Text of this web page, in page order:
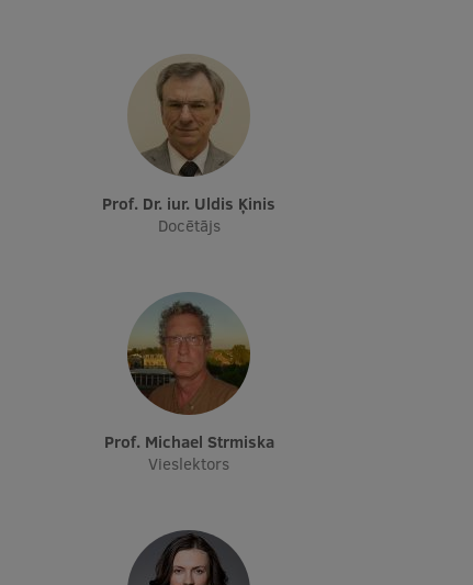
Prof. Dr. iur. Uldis Ķinis
Docētājs
Prof. Michael Strmiska
Vieslektors